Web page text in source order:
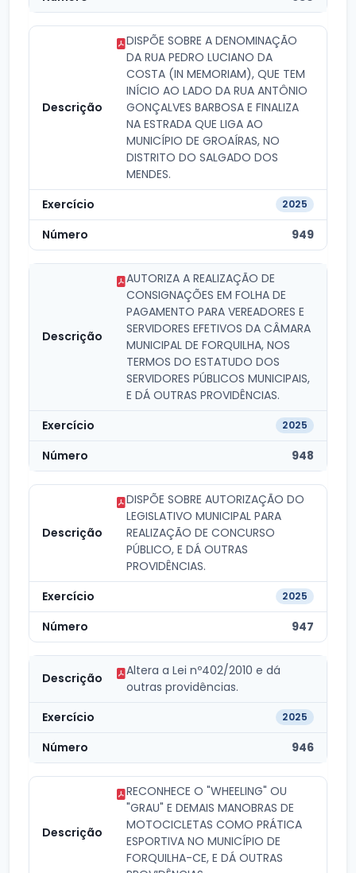
DISPÕE SOBRE A DENOMINAÇÃO
DA RUA PEDRO LUCIANO DA
COSTA (IN MEMORIAM), QUE TEM
INÍCIO AO LADO DA RUA ANTÔNIO
GONÇALVES BARBOSA E FINALIZA
NA ESTRADA QUE LIGA AO
MUNICÍPIO DE GROAÍRAS, NO
DISTRITO DO SALGADO DOS
MENDES.
2025
949
AUTORIZA A REALIZAÇÃO DE
CONSIGNAÇÕES EM FOLHA DE
PAGAMENTO PARA VEREADORES E
SERVIDORES EFETIVOS DA CÂMARA
MUNICIPAL DE FORQUILHA, NOS
TERMOS DO ESTATUDO DOS
SERVIDORES PÚBLICOS MUNICIPAIS,
E DÁ OUTRAS PROVIDÊNCIAS.
2025
948
DISPÕE SOBRE AUTORIZAÇÃO DO
LEGISLATIVO MUNICIPAL PARA
REALIZAÇÃO DE CONCURSO
PÚBLICO, E DÁ OUTRAS
PROVIDÊNCIAS.
2025
947
Altera a Lei nº402/2010 e dá
outras providências.
2025
946
RECONHECE O "WHEELING" OU
"GRAU" E DEMAIS MANOBRAS DE
MOTOCICLETAS COMO PRÁTICA
ESPORTIVA NO MUNICÍPIO DE
FORQUILHA-CE, E DÁ OUTRAS